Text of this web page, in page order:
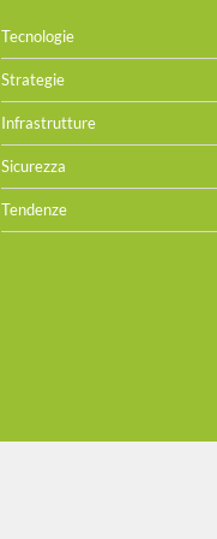
Tecnologie
Strategie
Infrastrutture
Sicurezza
Tendenze